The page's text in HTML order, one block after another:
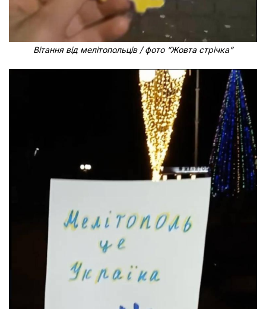
Вітання від мелітопольців / фото “Жовта стрічка”